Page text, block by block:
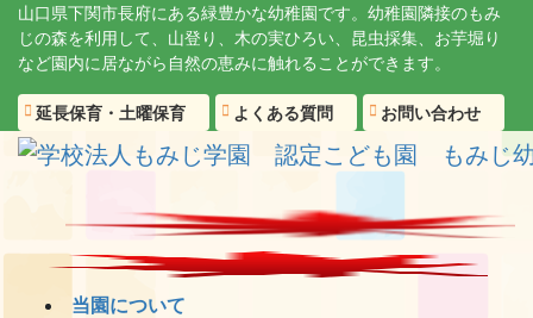
ツ
シ
山口県下関市長府にある緑豊かな幼稚園です。幼稚園隣接のもみ
じの森を利用して、山登り、木の実ひろい、昆虫採集、お芋堀り
など園内に居ながら自然の恵みに触れることができます。
延長保育・土曜保育 よくある質問 お問い合わせ
当園について